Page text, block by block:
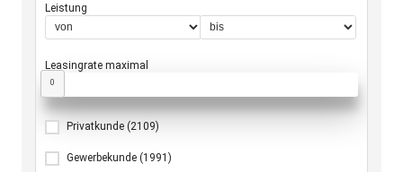
Leistung
Leasingrate maximal
0
Privatkunde (2109)
Gewerbekunde (1991)